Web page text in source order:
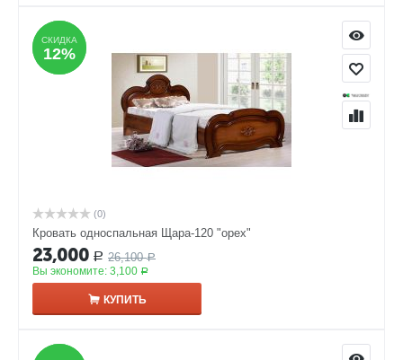
СКИДКА
12%
СКИДКА
12%
(0)
Кровать односпальная Щара-120 "орех"
23,000 Р 26,100 Р
Вы экономите: 3,100 Р
КУПИТЬ